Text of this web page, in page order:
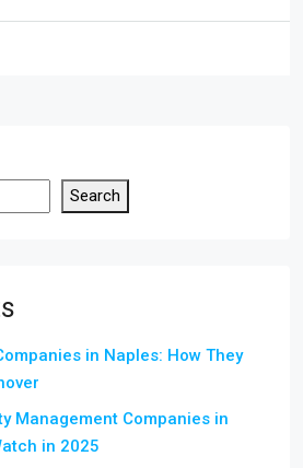
Search
in Naples: How They
Management Companies in
in 2025